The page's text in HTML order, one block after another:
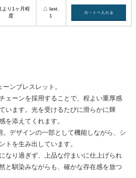
より1ヶ月程
度
△ last.
１
ンブレスレット。
ェーンを採用することで、程よい重厚感
います。光を受けるたびに滑らかに輝
を添えてくれます。
。デザインの一部として機能しながら、シ
トを生み出しています。
なり過ぎず、上品な佇まいに仕上げられ
と馴染みながらも、確かな存在感を放つ